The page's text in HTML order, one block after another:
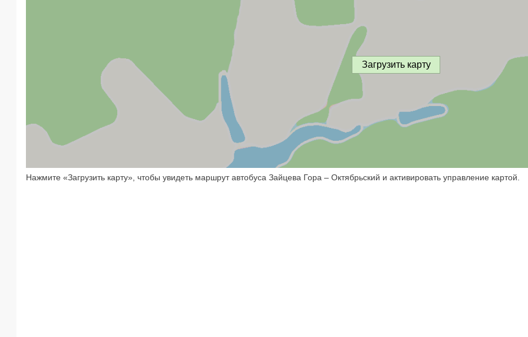
Загрузить карту
Нажмите «Загрузить карту», чтобы увидеть маршрут автобуса Зайцева Гора – Октябрьский и активировать управление картой.